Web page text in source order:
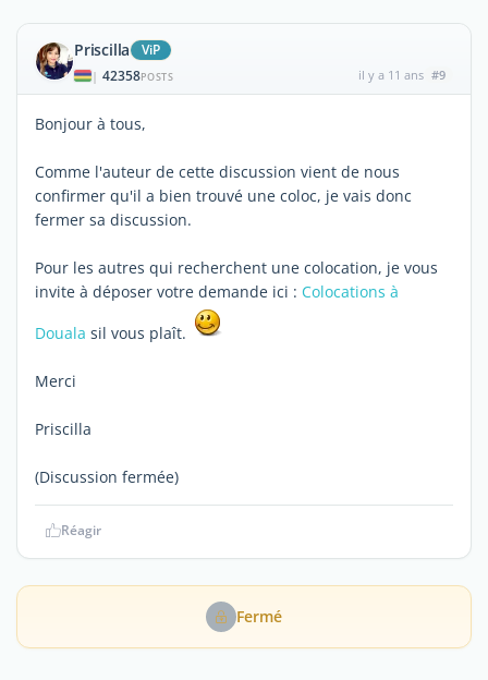
Priscilla ViP
| 42358POSTS il y a 11 ans #9
Bonjour à tous,
Comme l'auteur de cette discussion vient de nous
confirmer qu'il a bien trouvé une coloc, je vais donc
fermer sa discussion.
Pour les autres qui recherchent une colocation, je vous
invite à déposer votre demande ici : Colocations à
Douala sil vous plaît.
Merci
Priscilla
(Discussion fermée)
Réagir
Fermé